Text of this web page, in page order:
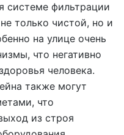
системе фильтрации
только чистой, но и
на улице очень
что негативно
человека.
также могут
что
из строя